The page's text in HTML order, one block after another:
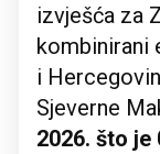
izvješća za
kombinirani
i
Sjeverne
2026. što